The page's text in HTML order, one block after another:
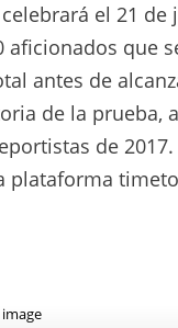
el 21
que
antes de
de la prueba,
de
plataforma